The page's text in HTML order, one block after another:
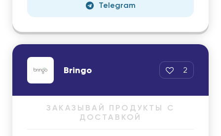
Telegram
Bringo 2
ЗАКАЗЫВАЙ ПРОДУКТЫ С
ДОСТАВКОЙ